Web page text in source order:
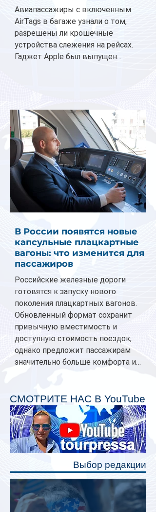
Авиапассажиры с включенным
AirTags в багаже узнали о том,
разрешены ли крошечные
устройства слежения на рейсах.
Гаджет Apple был выпущен...
В России появятся новые
капсульные плацкартные
вагоны: что изменится для
пассажиров
Российские железные дороги
готовятся к запуску нового
поколения плацкартных вагонов.
Обновленный формат сохранит
привычную вместимость и
доступную стоимость поездок,
однако предложит пассажирам
значительно больше комфорта и
планируется начать в 2027 году.
Одним из главных нововведений
станут индивидуальные шторки у
каждого спального места. Они
позволят пассажирам закрыть свою
полку во время сна или отдыха,
СМОТРИТЕ НАС В YouTube
Выбор редакции